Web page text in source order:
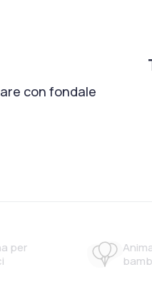
con fondale
per